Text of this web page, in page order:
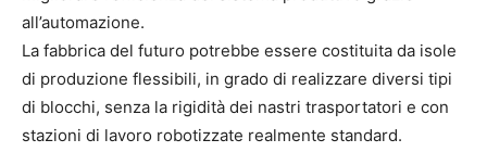
all’automazione.
La fabbrica del futuro potrebbe essere costituita da isole
di produzione flessibili, in grado di realizzare diversi tipi
di blocchi, senza la rigidità dei nastri trasportatori e con
stazioni di lavoro robotizzate realmente standard.